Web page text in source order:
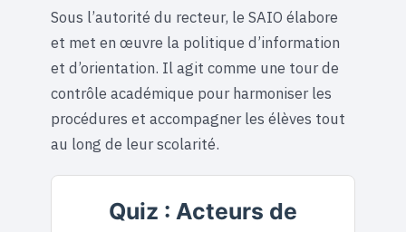
Sous l’autorité du recteur, le SAIO élabore
et met en œuvre la politique d’information
et d’orientation. Il agit comme une tour de
contrôle académique pour harmoniser les
procédures et accompagner les élèves tout
au long de leur scolarité.
Quiz : Acteurs de